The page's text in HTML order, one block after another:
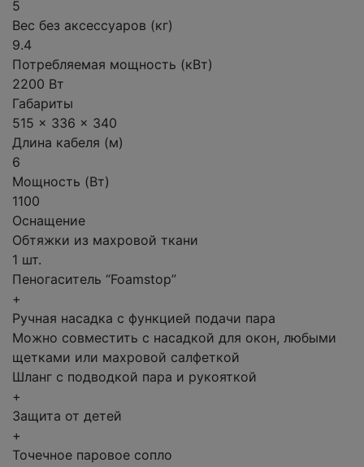
5
Вес без аксессуаров (кг)
9.4
Потребляемая мощность (кВт)
2200 Вт
Габариты
515 x 336 x 340
Длина кабеля (м)
6
Мощность (Вт)
1100
Оснащение
Обтяжки из махровой ткани
1 шт.
Пеногаситель “Foamstop”
+
Ручная насадка с функцией подачи пара
Можно совместить с насадкой для окон, любыми
щетками или махровой салфеткой
Шланг с подводкой пара и рукояткой
+
Защита от детей
+
Точечное паровое сопло